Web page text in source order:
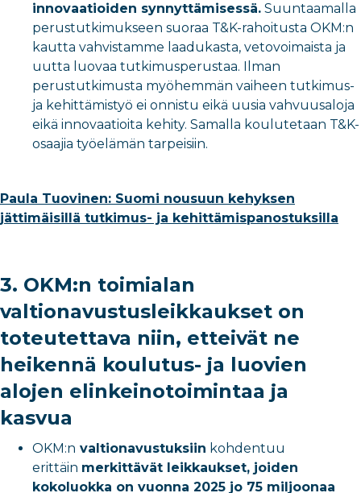
innovaatioiden synnyttämisessä. Suuntaamalla
perustutkimukseen suoraa T&K-rahoitusta OKM:n
kautta vahvistamme laadukasta, vetovoimaista ja
uutta luovaa tutkimusperustaa. Ilman
perustutkimusta myöhemmän vaiheen tutkimus-
ja kehittämistyö ei onnistu eikä uusia vahvuusaloja
eikä innovaatioita kehity. Samalla koulutetaan T&K-
osaajia työelämän tarpeisiin.
Paula Tuovinen: Suomi nousuun kehyksen
jättimäisillä tutkimus- ja kehittämispanostuksilla
3. OKM:n toimialan
valtionavustusleikkaukset on
toteutettava niin, etteivät ne
heikennä koulutus- ja luovien
alojen elinkeinotoimintaa ja
kasvua
OKM:n valtionavustuksiin kohdentuu
erittäin merkittävät leikkaukset, joiden
kokoluokka on vuonna 2025 jo 75 miljoonaa